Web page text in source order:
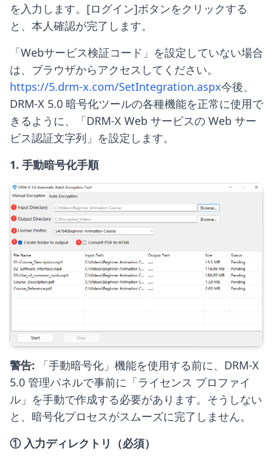
を入力します。[ログイン]ボタンをクリックする
と、本人確認が完了します。
「Webサービス検証コード」を設定していない場合
は、ブラウザからアクセスしてください。
https://5.drm-x.com/SetIntegration.aspx今後、
DRM-X 5.0 暗号化ツールの各種機能を正常に使用で
きるように、「DRM-X Web サービスの Web サー
ビス認証文字列」を設定します。
1. 手動暗号化手順
警告: 「手動暗号化」機能を使用する前に、DRM-X
5.0 管理パネルで事前に「ライセンス プロファイ
ル」を手動で作成する必要があります。そうしない
と、暗号化プロセスがスムーズに完了しません。
① 入力ディレクトリ（必須）